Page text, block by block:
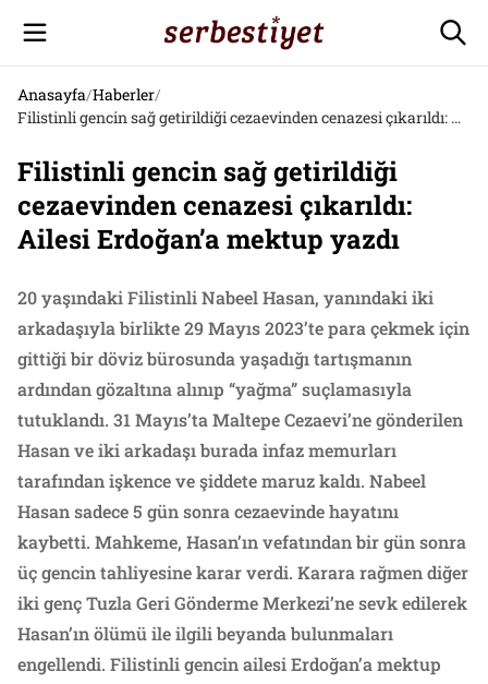
Anasayfa/Haberler/
Filistinli gencin sağ getirildiği cezaevinden cenazesi çıkarıldı: Ailesi Erdoğan’a mektup yazdı
Filistinli gencin sağ getirildiği
cezaevinden cenazesi çıkarıldı:
Ailesi Erdoğan’a mektup yazdı
20 yaşındaki Filistinli Nabeel Hasan, yanındaki iki
arkadaşıyla birlikte 29 Mayıs 2023’te para çekmek için
gittiği bir döviz bürosunda yaşadığı tartışmanın
ardından gözaltına alınıp “yağma” suçlamasıyla
tutuklandı. 31 Mayıs’ta Maltepe Cezaevi’ne gönderilen
Hasan ve iki arkadaşı burada infaz memurları
tarafından işkence ve şiddete maruz kaldı. Nabeel
Hasan sadece 5 gün sonra cezaevinde hayatını
kaybetti. Mahkeme, Hasan’ın vefatından bir gün sonra
üç gencin tahliyesine karar verdi. Karara rağmen diğer
iki genç Tuzla Geri Gönderme Merkezi’ne sevk edilerek
Hasan’ın ölümü ile ilgili beyanda bulunmaları
engellendi. Filistinli gencin ailesi Erdoğan’a mektup